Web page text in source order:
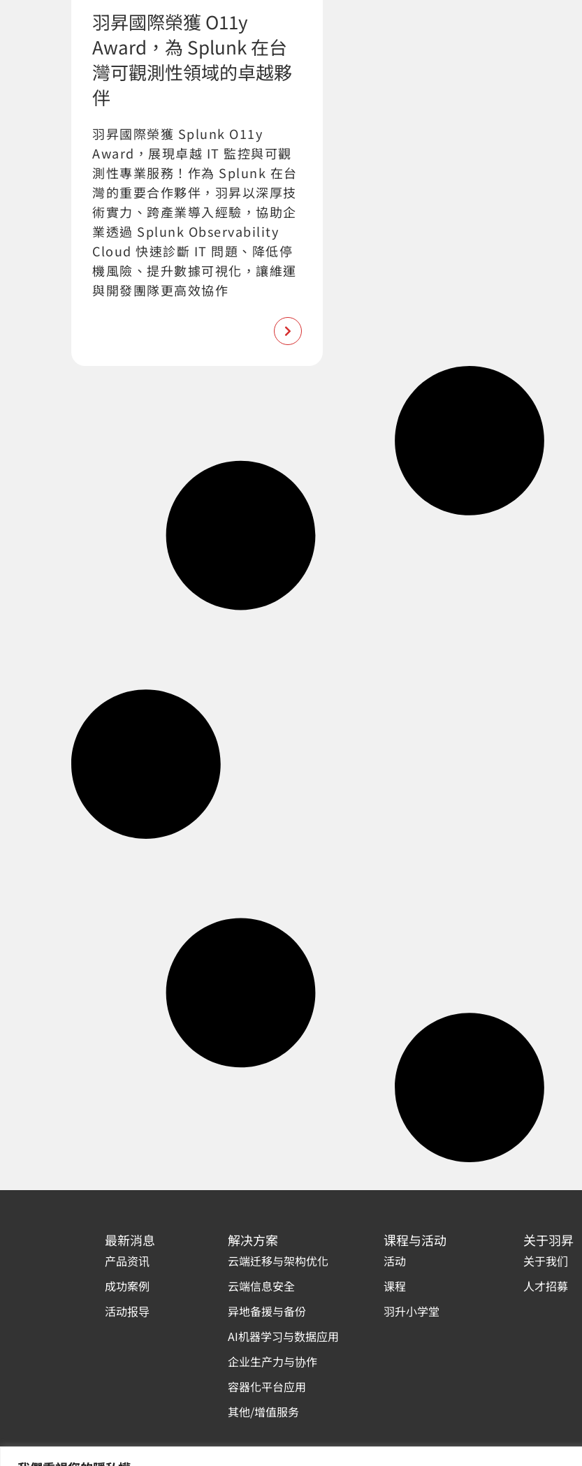
羽昇國際榮獲 O11y
Award，為 Splunk 在台
灣可觀測性領域的卓越夥
伴
羽昇國際榮獲 Splunk O11y
Award，展現卓越 IT 監控與可觀
測性專業服務！作為 Splunk 在台
灣的重要合作夥伴，羽昇以深厚技
術實力、跨產業導入經驗，協助企
業透過 Splunk Observability
Cloud 快速診斷 IT 問題、降低停
機風險、提升數據可視化，讓維運
與開發團隊更高效協作
最新消息
产品资讯
成功案例
活动报导
解决方案
云端迁移与架构优化
云端信息安全
异地备援与备份
AI机器学习与数据应用
企业生产力与协作
容器化平台应用
其他/增值服务
课程与活动
活动
课程
羽升小学堂
关于羽昇
关于我们
人才招募